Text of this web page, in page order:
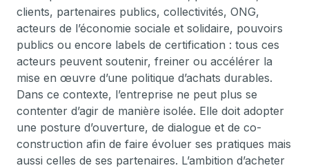
clients, partenaires publics, collectivités, ONG,
acteurs de l’économie sociale et solidaire, pouvoirs
publics ou encore labels de certification : tous ces
acteurs peuvent soutenir, freiner ou accélérer la
mise en œuvre d’une politique d’achats durables.
Dans ce contexte, l’entreprise ne peut plus se
contenter d’agir de manière isolée. Elle doit adopter
une posture d’ouverture, de dialogue et de co-
construction afin de faire évoluer ses pratiques mais
aussi celles de ses partenaires. L’ambition d’acheter